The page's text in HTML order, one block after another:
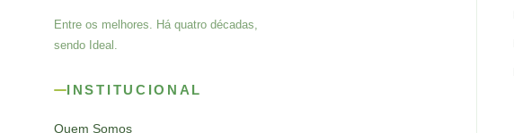
Entre os melhores. Há quatro décadas,
sendo Ideal.
INSTITUCIONAL
Quem Somos